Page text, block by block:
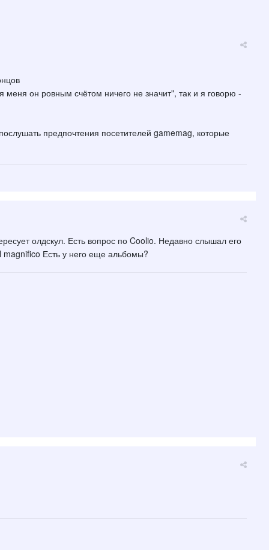
он ровным счётом ничего не значит", так и я говорю -
предпочтения посетителей gamemag, которые
олдскул. Есть вопрос по Coolio. Недавно слышал его
magnifico Есть у него еще альбомы?